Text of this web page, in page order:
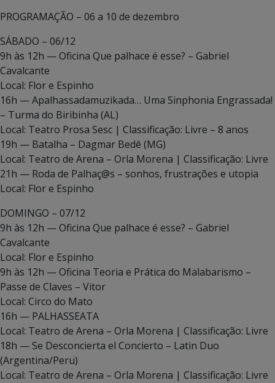
PROGRAMAÇÃO – 06 a 10 de dezembro
SÁBADO – 06/12
9h às 12h — Oficina Que palhace é esse? – Gabriel
Cavalcante
Local: Flor e Espinho
16h — Apalhassadamuzikada… Uma Sinphonia Engrassada!
– Turma do Biribinha (AL)
Local: Teatro Prosa Sesc | Classificação: Livre – 8 anos
19h — Batalha – Dagmar Bedê (MG)
Local: Teatro de Arena – Orla Morena | Classificação: Livre
21h — Roda de Palhaç@s – sonhos, frustrações e utopia
Local: Flor e Espinho
DOMINGO – 07/12
9h às 12h — Oficina Que palhace é esse? – Gabriel
Cavalcante
Local: Flor e Espinho
9h às 12h — Oficina Teoria e Prática do Malabarismo –
Passe de Claves – Vitor
Local: Circo do Mato
16h — PALHASSEATA
Local: Teatro de Arena – Orla Morena | Classificação: Livre
18h — Se Desconcierta el Concierto – Latin Duo
(Argentina/Peru)
Local: Teatro de Arena – Orla Morena | Classificação: Livre